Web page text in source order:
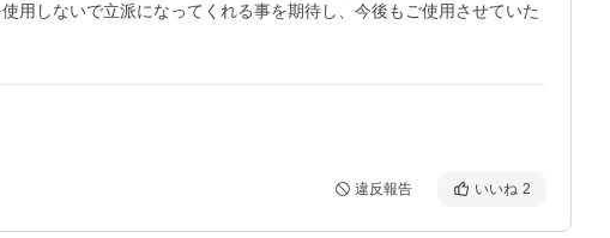
用しないで立派になってくれる事を期待し、今後もご使用させていた
違反報告 いいね 2